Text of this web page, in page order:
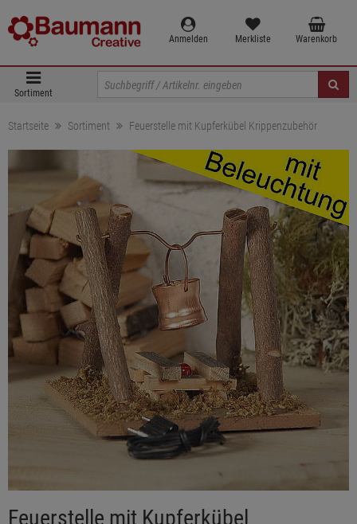
Anmelden Merkliste Warenkorb
Sortiment
Startseite Sortiment Feuerstelle mit Kupferkübel Krippenzubehör
Feuerstelle mit Kupferkübel